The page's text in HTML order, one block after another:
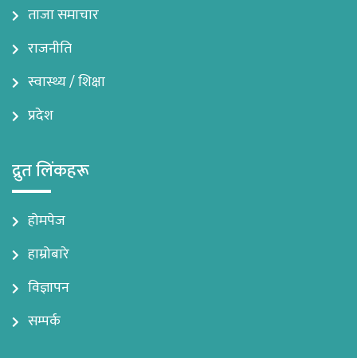
ताजा समाचार
राजनीति
स्वास्थ्य / शिक्षा
प्रदेश
द्रुत लिंकहरू
होमपेज
हाम्रोबारे
विज्ञापन
सम्पर्क